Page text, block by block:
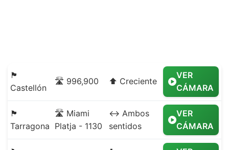
🏴
Castellón
🛣️ 996,900 ⬆️ Creciente
VER
CÁMARA
🏴
Tarragona
🛣️ Miami
Platja - 1130
↔️ Ambos
sentidos
VER
CÁMARA